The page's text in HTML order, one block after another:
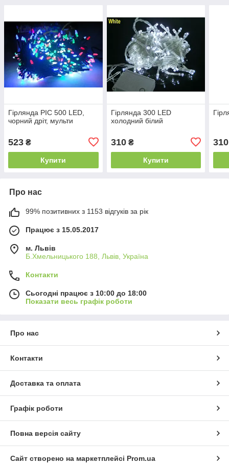
Гірлянда РІС 500 LED,
чорний дріт, мульти
523 ₴
Купити
Гірлянда 300 LED
холодний білий
310₴
Купити
310
Про нас
99% позитивних з 1153 відгуків за рік
Працює з 15.05.2017
м. Львів
Б.Хмельницького 188, Львів, Україна
Контакти
Сьогодні працює з 10:00 до 18:00
Показати весь графік роботи
Про нас
Контакти
Доставка та оплата
Графік роботи
Повна версія сайту
Сайт створено на маркетплейсі Prom.ua